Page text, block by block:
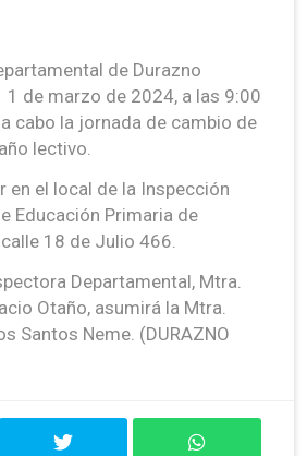
de Durazno
de marzo de 2024, a las 9:00
cabo la jornada de cambio de
lectivo.
en el local de la Inspección
Educación Primaria de
18 de Julio 466.
Departamental, Mtra.
Otaño, asumirá la Mtra.
Santos Neme. (DURAZNO